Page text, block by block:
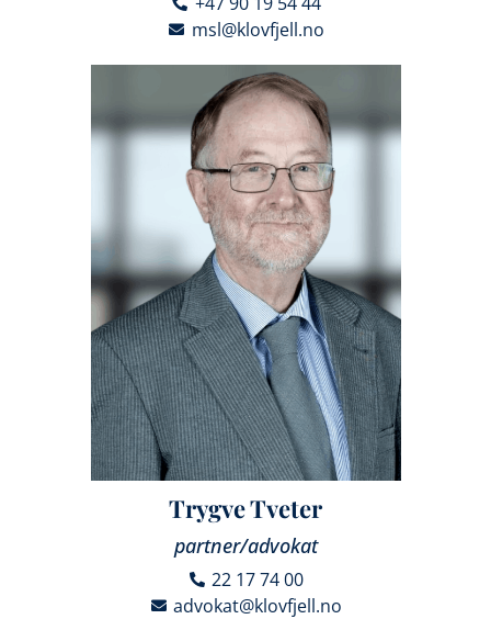
msl@klovfjell.no
Trygve Tveter
partner/advokat
22 17 74 00
advokat@klovfjell.no